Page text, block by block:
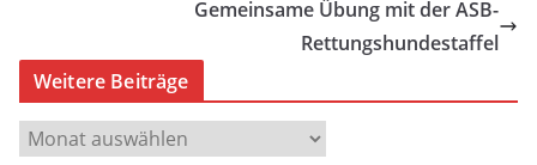
Gemeinsame Übung mit der ASB-
Rettungshundestaffel
Weitere Beiträge
W